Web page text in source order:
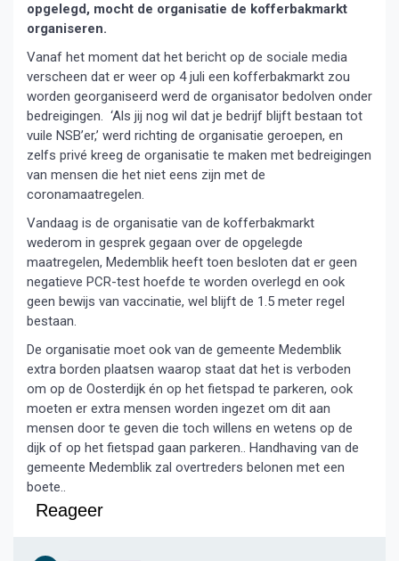
opgelegd, mocht de organisatie de kofferbakmarkt
organiseren.
Vanaf het moment dat het bericht op de sociale media
verscheen dat er weer op 4 juli een kofferbakmarkt zou
worden georganiseerd werd de organisator bedolven onder
bedreigingen. ‘Als jij nog wil dat je bedrijf blijft bestaan tot
vuile NSB’er,’ werd richting de organisatie geroepen, en
zelfs privé kreeg de organisatie te maken met bedreigingen
van mensen die het niet eens zijn met de
coronamaatregelen.
Vandaag is de organisatie van de kofferbakmarkt
wederom in gesprek gegaan over de opgelegde
maatregelen, Medemblik heeft toen besloten dat er geen
negatieve PCR-test hoefde te worden overlegd en ook
geen bewijs van vaccinatie, wel blijft de 1.5 meter regel
bestaan.
De organisatie moet ook van de gemeente Medemblik
extra borden plaatsen waarop staat dat het is verboden
om op de Oosterdijk én op het fietspad te parkeren, ook
moeten er extra mensen worden ingezet om dit aan
mensen door te geven die toch willens en wetens op de
dijk of op het fietspad gaan parkeren.. Handhaving van de
gemeente Medemblik zal overtreders belonen met een
boete..
Reageer